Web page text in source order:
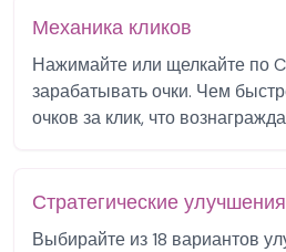
Механика кликов
Нажимайте или щелкайте по
зарабатывать очки. Чем
очков за клик, что
Стратегические улучшения
Выбирайте из 18 вариантов